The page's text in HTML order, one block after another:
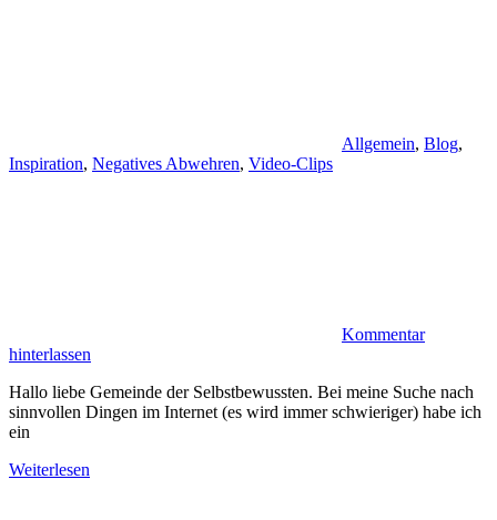
Allgemein, Blog,
Inspiration, Negatives Abwehren, Video-Clips
Kommentar
hinterlassen
Hallo liebe Gemeinde der Selbstbewussten. Bei meine Suche nach
sinnvollen Dingen im Internet (es wird immer schwieriger) habe ich
ein
Weiterlesen